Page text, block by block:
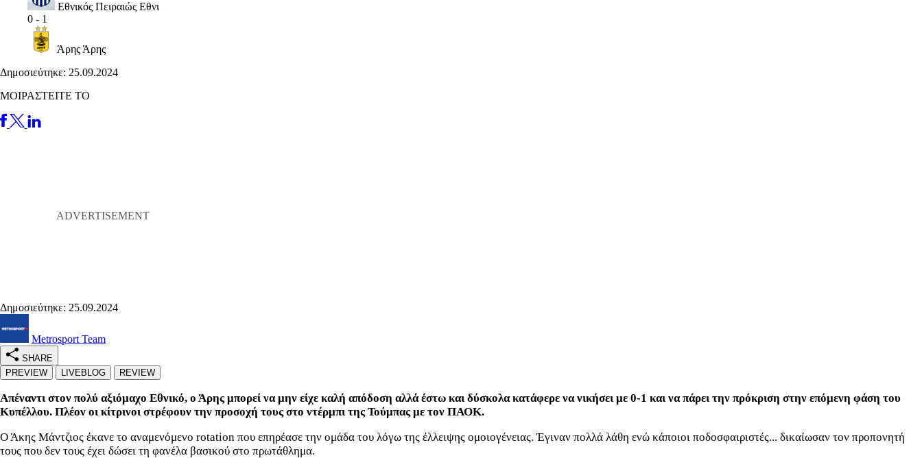
Εθνικός Πειραιώς Εθνι
0 - 1
Άρης Άρης
Δημοσιεύτηκε: 25.09.2024
ΜΟΙΡΑΣΤΕΙΤΕ ΤΟ
Δημοσιεύτηκε: 25.09.2024
Metrosport Team
SHARE
PREVIEW
LIVEBLOG REVIEW
Απέναντι στον πολύ αξιόμαχο Εθνικό, ο Άρης μπορεί να μην είχε καλή απόδοση αλλά έστω και δύσκολα κατάφερε να νικήσει με 0-1 και να πάρει την πρόκριση στην επόμενη φάση του
Κυπέλλου. Πλέον οι κίτρινοι στρέφουν την προσοχή τους στο ντέρμπι της Τούμπας με τον ΠΑΟΚ.
Ο Άκης Μάντζιος έκανε το αναμενόμενο rotation που επηρέασε την ομάδα του λόγω της έλλειψης ομοιογένειας. Έγιναν πολλά λάθη ενώ κάποιοι ποδοσφαιριστές... δικαίωσαν τον προπονητή
τους που δεν τους έχει δώσει τη φανέλα βασικού στο πρωτάθλημα.